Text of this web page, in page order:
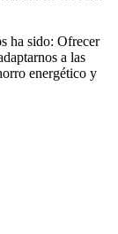
ha sido: Ofrecer
a las
energético y